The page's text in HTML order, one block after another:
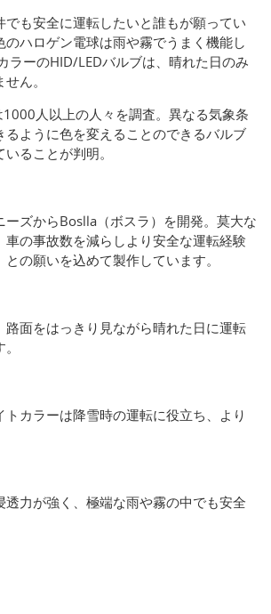
でも安全に運転したいと誰もが願ってい
のハロゲン電球は雨や霧でうまく機能し
ラーのHID/LEDバルブは、晴れた日のみ
ん。
人以上の人々を調査。異なる気象条
るように色を変えることのできるバルブ
ることが判明。
ーズからBoslla（ボスラ）を開発。莫大な
車の事故数を減らしより安全な運転経験
の願いを込めて製作しています。
路面をはっきり見ながら晴れた日に運転
トカラーは降雪時の運転に役立ち、より
透力が強く、極端な雨や霧の中でも安全